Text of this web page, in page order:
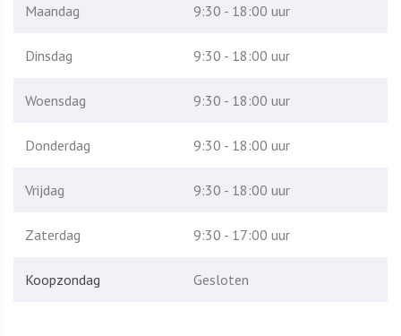
Maandag 9:30 - 18:00 uur
Dinsdag 9:30 - 18:00 uur
Woensdag 9:30 - 18:00 uur
Donderdag 9:30 - 18:00 uur
Vrijdag 9:30 - 18:00 uur
Zaterdag 9:30 - 17:00 uur
Koopzondag Gesloten